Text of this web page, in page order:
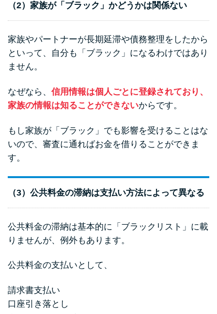
（2）家族が「ブラック」かどうかは関係ない
家族やパートナーが長期延滞や債務整理をしたから
といって、自分も「ブラック」になるわけではあり
ません。
なぜなら、 信用情報は個人ごとに登録されており、
家族の情報は知ることができないからです。
もし家族が「ブラック」でも影響を受けることはな
いので、審査に通ればお金を借りることができま
す。
（3）公共料金の滞納は支払い方法によって異なる
公共料金の滞納は基本的に「ブラックリスト」に載
りませんが、例外もあります。
公共料金の支払いとして、
請求書支払い
口座引き落とし